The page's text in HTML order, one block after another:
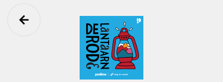
Ga terug